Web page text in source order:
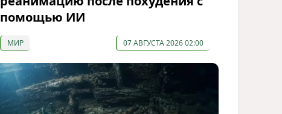
помощью ИИ
МИР 07 АВГУСТА 2026 02:00